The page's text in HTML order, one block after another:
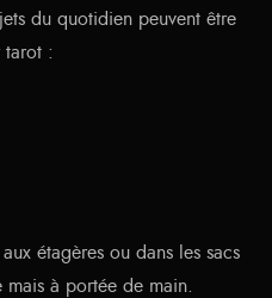
du quotidien peuvent être
tarot :
étagères ou dans les sacs
mais à portée de main.